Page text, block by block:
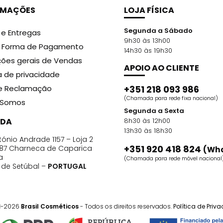
o shampoo no couro cabeludo e massageie
pelo comprimento dos crespos. Enxágue
com fortalecimento desde a primeira lavagem! É o
Entregas
de Pagamento
gerais de Vendas
de privacidade
Reclamação
Andrade 1157 – Loja 2
Charneca de Caparica
Setúbal – PORTUGAL
LOJA FÍSICA
Segunda a Sábado
9h30 às 13h00
14h30 às 19h30
APOIO AO CLIENTE
+351 218 093 986
(Chamada para rede fixa nacional)
Segunda a Sexta
8h30 às 12h00
13h30 às 18h30
+351 920 418 824
(Chamada para rede móvel
2026 Brasil Cosméticos- Todos os direitos reservados.Política de